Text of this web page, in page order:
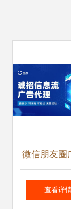
微信朋友圈
理政策解读
查看详